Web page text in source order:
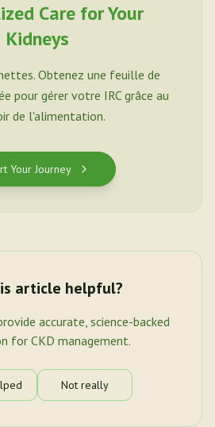
Care for Your
Kidneys
Obtenez une feuille de
pour gérer votre IRC grâce au
de l'alimentation.
Your Journey
article helpful?
accurate, science-backed
for CKD management.
Not really